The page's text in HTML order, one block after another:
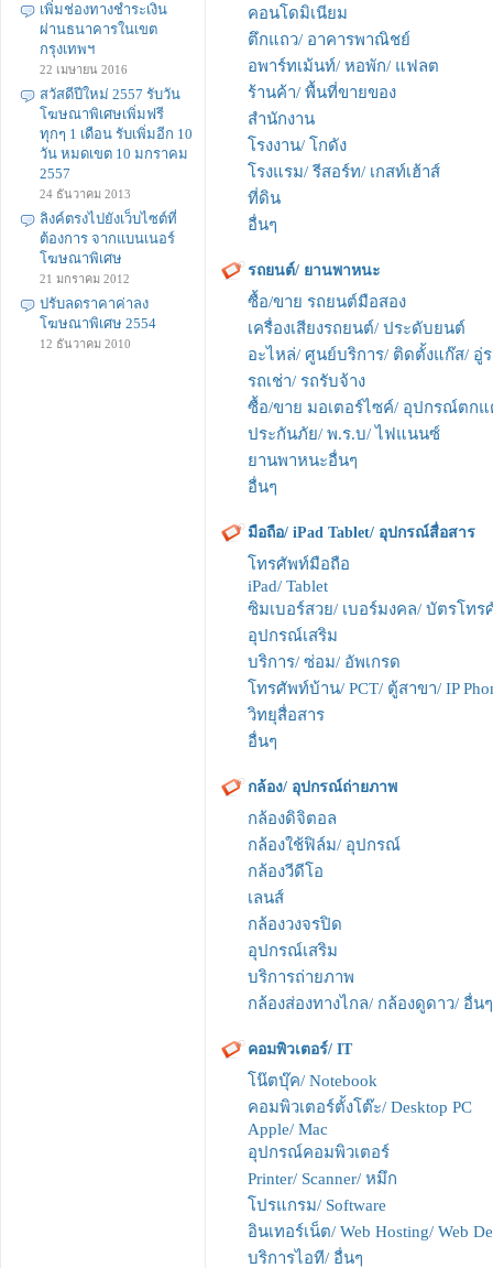
เพิ่มช่องทางชำระเงิน
ผ่านธนาคารในเขต
กรุงเทพฯ
22 เมษายน 2016
สวัสดีปีใหม่ 2557 รับวัน
โฆษณาพิเศษเพิ่มฟรี
ทุกๆ 1 เดือน รับเพิ่มอีก 10
วัน หมดเขต 10 มกราคม
2557
24 ธันวาคม 2013
ลิงค์ตรงไปยังเว็บไซต์ที่
ต้องการ จากแบนเนอร์
โฆษณาพิเศษ
21 มกราคม 2012
ปรับลดราคาค่าลง
โฆษณาพิเศษ 2554
12 ธันวาคม 2010
คอนโดมิเนียม
ตึกแถว/ อาคารพาณิชย์
อพาร์ทเม้นท์/ หอพัก/ แฟลต
ร้านค้า/ พื้นที่ขายของ
สำนักงาน
โรงงาน/ โกดัง
โรงแรม/ รีสอร์ท/ เกสท์เฮ้าส์
ที่ดิน
อื่นๆ
รถยนต์/ ยานพาหนะ
ซื้อ/ขาย รถยนต์มือสอง
เครื่องเสียงรถยนต์/ ประดับยนต์
อะไหล่/ ศูนย์บริการ/ ติดตั้งแก๊ส/ อู่
รถเช่า/ รถรับจ้าง
ซื้อ/ขาย มอเตอร์ไซค์/ อุปกรณ์ตกแ
ประกันภัย/ พ.ร.บ/ ไฟแนนซ์
ยานพาหนะอื่นๆ
อื่นๆ
มือถือ/ iPad Tablet/ อุปกรณ์สื่อสาร
โทรศัพท์มือถือ
iPad/ Tablet
ซิมเบอร์สวย/ เบอร์มงคล/ บัตรโทร
อุปกรณ์เสริม
บริการ/ ซ่อม/ อัพเกรด
โทรศัพท์บ้าน/ PCT/ ตู้สาขา/ IP
วิทยุสื่อสาร
อื่นๆ
กล้อง/ อุปกรณ์ถ่ายภาพ
กล้องดิจิตอล
กล้องใช้ฟิล์ม/ อุปกรณ์
กล้องวีดีโอ
เลนส์
กล้องวงจรปิด
อุปกรณ์เสริม
บริการถ่ายภาพ
กล้องส่องทางไกล/ กล้องดูดาว/ อื่นๆ
คอมพิวเตอร์/ IT
โน๊ตบุ๊ค/ Notebook
คอมพิวเตอร์ตั้งโต๊ะ/ Desktop PC
Apple/ Mac
อุปกรณ์คอมพิวเตอร์
Printer/ Scanner/ หมึก
โปรแกรม/ Software
อินเทอร์เน็ต/ Web Hosting/ Web
บริการไอที/ อื่นๆ